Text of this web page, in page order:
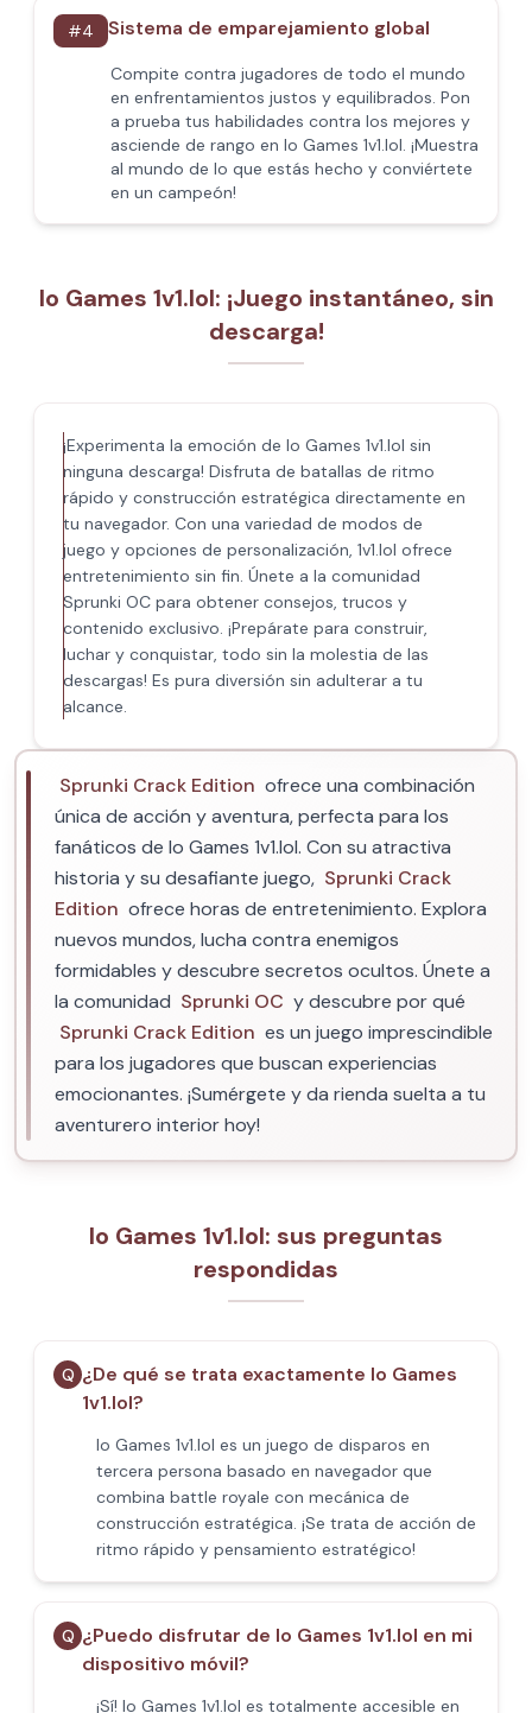
#4 Sistema de emparejamiento global
Compite contra jugadores de todo el mundo
en enfrentamientos justos y equilibrados. Pon
a prueba tus habilidades contra los mejores y
asciende de rango en Io Games 1v1.lol. ¡Muestra
al mundo de lo que estás hecho y conviértete
en un campeón!
Io Games 1v1.lol: ¡Juego instantáneo, sin
descarga!
¡Experimenta la emoción de Io Games 1v1.lol sin
ninguna descarga! Disfruta de batallas de ritmo
rápido y construcción estratégica directamente en
tu navegador. Con una variedad de modos de
juego y opciones de personalización, 1v1.lol ofrece
entretenimiento sin fin. Únete a la comunidad
Sprunki OC para obtener consejos, trucos y
contenido exclusivo. ¡Prepárate para construir,
luchar y conquistar, todo sin la molestia de las
descargas! Es pura diversión sin adulterar a tu
alcance.
Sprunki Crack Edition ofrece una combinación
única de acción y aventura, perfecta para los
fanáticos de Io Games 1v1.lol. Con su atractiva
historia y su desafiante juego, Sprunki Crack
Edition ofrece horas de entretenimiento. Explora
nuevos mundos, lucha contra enemigos
formidables y descubre secretos ocultos. Únete a
la comunidad Sprunki OC y descubre por qué
Sprunki Crack Edition es un juego imprescindible
para los jugadores que buscan experiencias
emocionantes. ¡Sumérgete y da rienda suelta a tu
aventurero interior hoy!
Io Games 1v1.lol: sus preguntas
respondidas
Q ¿De qué se trata exactamente Io Games
1v1.lol?
Io Games 1v1.lol es un juego de disparos en
tercera persona basado en navegador que
combina battle royale con mecánica de
construcción estratégica. ¡Se trata de acción de
ritmo rápido y pensamiento estratégico!
Q ¿Puedo disfrutar de Io Games 1v1.lol en mi
dispositivo móvil?
¡Sí! Io Games 1v1.lol es totalmente accesible en